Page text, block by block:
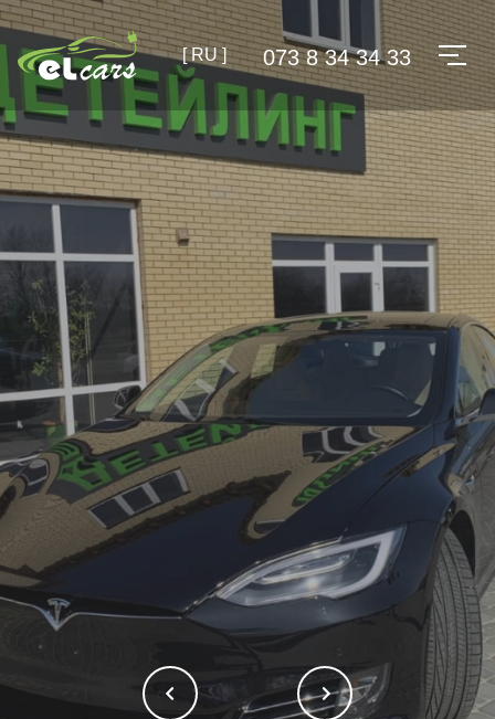
[ RU ] 073 8 34 34 33
ДЕТЕЙЛIНГ
Додай свого автомобіля
первісний стан
Професійна хімчистка полірування і догляд за
автомобілем
Записатися